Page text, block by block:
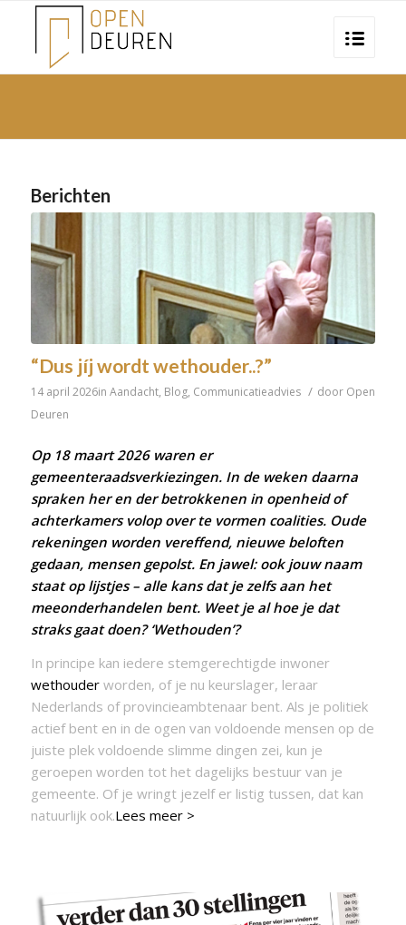
Berichten
“Dus jíj wordt wethouder..?”
14 april 2026in Aandacht, Blog, Communicatieadvies / door Open
Deuren
Op 18 maart 2026 waren er
gemeenteraadsverkiezingen. In de weken daarna
spraken her en der betrokkenen in openheid of
achterkamers volop over te vormen coalities. Oude
rekeningen worden vereffend, nieuwe beloften
gedaan, mensen gepolst. En jawel: ook jouw naam
staat op lijstjes – alle kans dat je zelfs aan het
meeonderhandelen bent. Weet je al hoe je dat
straks gaat doen? ‘Wethouden’?
In principe kan iedere stemgerechtigde inwoner
wethouderworden, of je nu keurslager, leraar
Nederlands of provincieambtenaar bent. Als je politiek
actief bent en in de ogen van voldoende mensen op de
juiste plek voldoende slimme dingen zei, kun je
geroepen worden tot het dagelijks bestuur van je
gemeente. Of je wringt jezelf er listig tussen, dat kan
natuurlijk ook.Lees meer >